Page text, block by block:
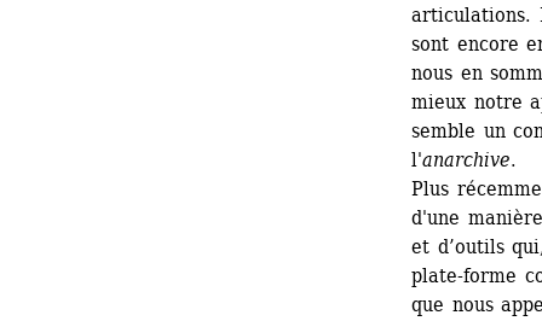
articulations.
sont encore
nous en
mieux notre
semble un
l'anarchive.
Plus
d'une
et d’outils
plate-forme
que nous